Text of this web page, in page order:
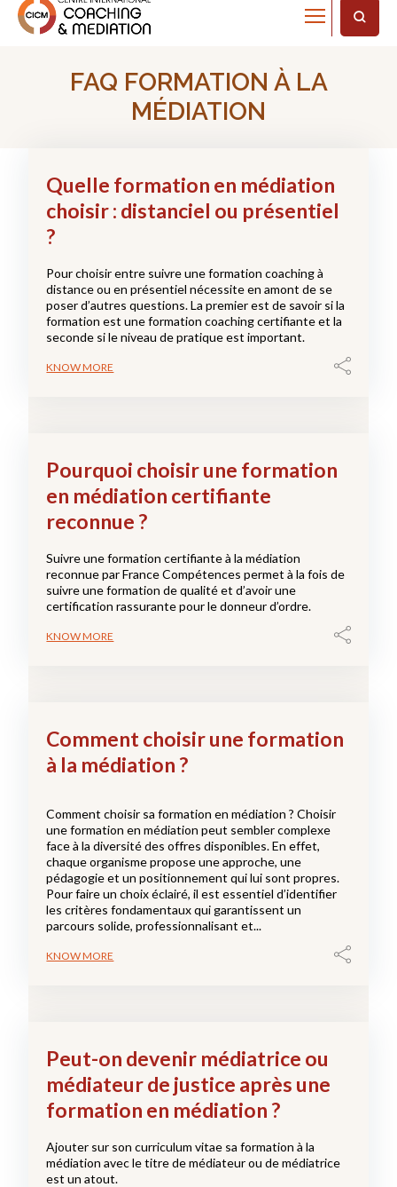
Home FAQ
FAQ FORMATION À LA
MÉDIATION
Quelle formation en médiation
choisir : distanciel ou présentiel
?
Pour choisir entre suivre une formation coaching à
distance ou en présentiel nécessite en amont de se
poser d’autres questions. La premier est de savoir si la
formation est une formation coaching certifiante et la
seconde si le niveau de pratique est important.
KNOW MORE
Pourquoi choisir une formation
en médiation certifiante
reconnue ?
Suivre une formation certifiante à la médiation
reconnue par France Compétences permet à la fois de
suivre une formation de qualité et d’avoir une
certification rassurante pour le donneur d’ordre.
KNOW MORE
Comment choisir une formation
à la médiation ?
Comment choisir sa formation en médiation ? Choisir
une formation en médiation peut sembler complexe
face à la diversité des offres disponibles. En effet,
chaque organisme propose une approche, une
pédagogie et un positionnement qui lui sont propres.
Pour faire un choix éclairé, il est essentiel d’identifier
les critères fondamentaux qui garantissent un
parcours solide, professionnalisant et...
KNOW MORE
Peut-on devenir médiatrice ou
médiateur de justice après une
formation en médiation ?
Ajouter sur son curriculum vitae sa formation à la
médiation avec le titre de médiateur ou de médiatrice
est un atout.